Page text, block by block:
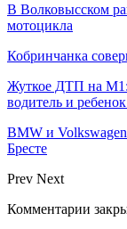
В Волковысском
мотоцикла
Кобринчанка
Жуткое ДТП на М1:
водитель и ребенок
BMW и Volkswagen
Бресте
Prev Next
Комментарии